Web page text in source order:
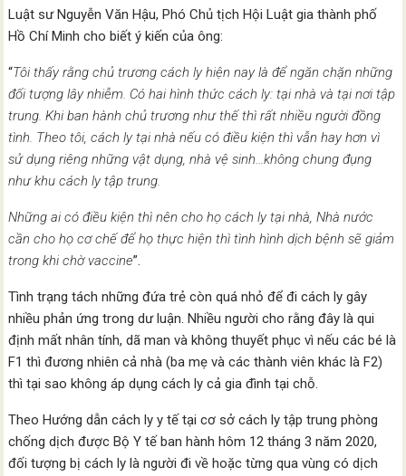
Luật sư Nguyễn Văn Hậu, Phó Chủ tịch Hội Luật gia thành phố
Hồ Chí Minh cho biết ý kiến của ông:
“Tôi thấy rằng chủ trương cách ly hiện nay là để ngăn chặn những
đối tượng lây nhiễm. Có hai hình thức cách ly: tại nhà và tại nơi tập
trung. Khi ban hành chủ trương như thế thì rất nhiều người đồng
tình. Theo tôi, cách ly tại nhà nếu có điều kiện thì vẫn hay hơn vì
sử dụng riêng những vật dụng, nhà vệ sinh…không chung đụng
như khu cách ly tập trung.
Những ai có điều kiện thì nên cho họ cách ly tại nhà, Nhà nước
cần cho họ cơ chế để họ thực hiện thì tình hình dịch bệnh sẽ giảm
trong khi chờ vaccine”.
Tình trạng tách những đứa trẻ còn quá nhỏ để đi cách ly gây
nhiều phản ứng trong dư luận. Nhiều người cho rằng đây là qui
định mất nhân tính, dã man và không thuyết phục vì nếu các bé là
F1 thì đương nhiên cả nhà (ba mẹ và các thành viên khác là F2)
thì tại sao không áp dụng cách ly cả gia đình tại chỗ.
Theo Hướng dẫn cách ly y tế tại cơ sở cách ly tập trung phòng
chống dịch được Bộ Y tế ban hành hôm 12 tháng 3 năm 2020,
đối tượng bị cách ly là người đi về hoặc từng qua vùng có dịch